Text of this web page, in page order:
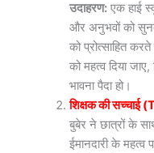
उदाहरण: एक हाई
और अनुभवों को
को प्रोत्साहित
को महत्व दिया
भावना पैदा हो।
शिक्षक की
बुबेर ने छात्रों के
ईमानदारी के महत्व